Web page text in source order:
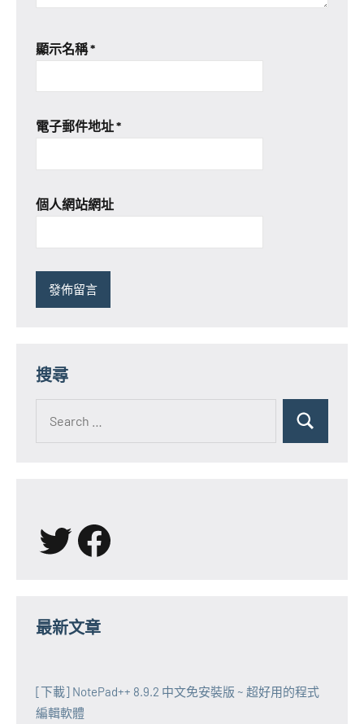
顯示名稱*
電子郵件地址*
個人網站網址
搜尋
for:
Search
X Facebook
最新文章
[下載] NotePad++ 8.9.2 中文免安裝版 ~ 超好用的程式
編輯軟體